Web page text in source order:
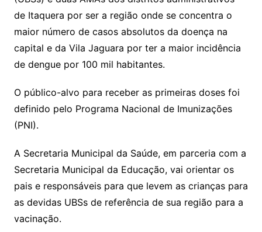
de Itaquera por ser a região onde se concentra o
maior número de casos absolutos da doença na
capital e da Vila Jaguara por ter a maior incidência
de dengue por 100 mil habitantes.
O público-alvo para receber as primeiras doses foi
definido pelo Programa Nacional de Imunizações
(PNI).
A Secretaria Municipal da Saúde, em parceria com a
Secretaria Municipal da Educação, vai orientar os
pais e responsáveis para que levem as crianças para
as devidas UBSs de referência de sua região para a
vacinação.